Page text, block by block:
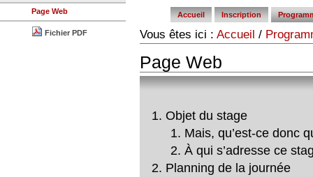
Accueil
Inscription
Vous êtes ici : Accueil /
Page Web
Objet du stage
Mais, qu’est-ce donc
À qui s’adresse ce
Planning de la journée
Page Web
Fichier PDF